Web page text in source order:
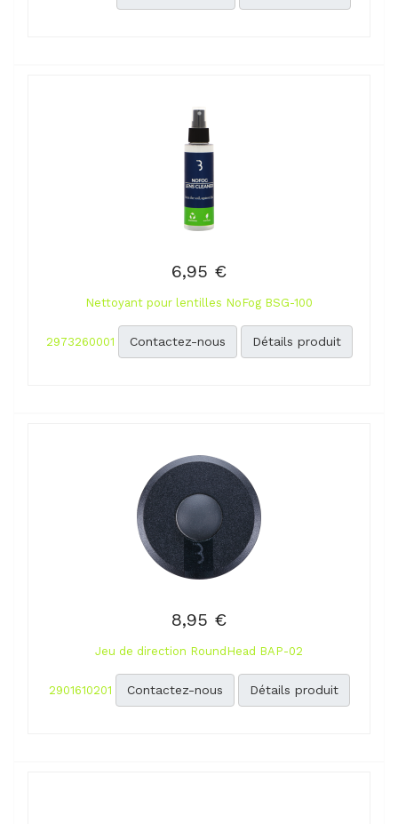
6,95 €
Nettoyant pour lentilles NoFog BSG-100
2973260001 Contactez-nous Détails produit
8,95 €
Jeu de direction RoundHead BAP-02
2901610201 Contactez-nous Détails produit